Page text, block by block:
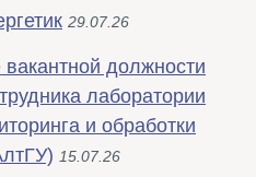
29.07.26
должности
лаборатории
и обработки
15.07.26